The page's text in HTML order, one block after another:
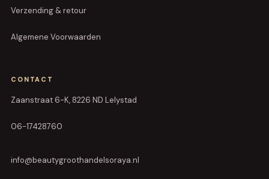
Verzending & retour
Algemene Voorwaarden
CONTACT
Zaanstraat 6-K, 8226 ND Lelystad
06-17428760
info@beautygroothandelsoraya.nl